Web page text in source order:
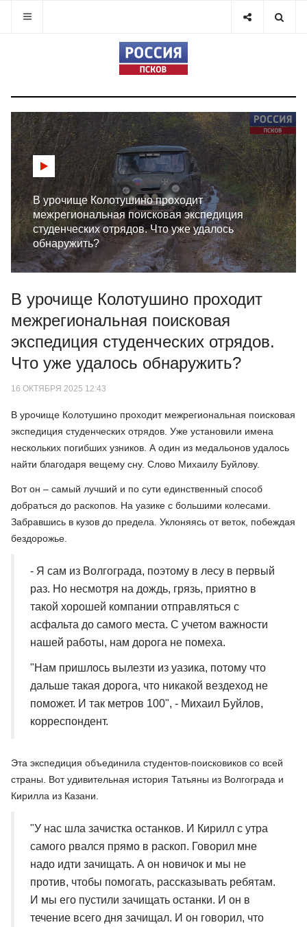
В урочище Колотушино проходит
межрегиональная поисковая экспедиция
студенческих отрядов. Что уже удалось
обнаружить?
В урочище Колотушино проходит
межрегиональная поисковая
экспедиция студенческих отрядов.
Что уже удалось обнаружить?
16 ОКТЯБРЯ 2025 12:43
В урочище Колотушино проходит межрегиональная поисковая
экспедиция студенческих отрядов. Уже установили имена
нескольких погибших узников. А один из медальонов удалось
найти благодаря вещему сну. Слово Михаилу Буйлову.
Вот он – самый лучший и по сути единственный способ
добраться до раскопов. На уазике с большими колесами.
Забравшись в кузов до предела. Уклоняясь от веток, побеждая
бездорожье.
- Я сам из Волгограда, поэтому в лесу в первый
раз. Но несмотря на дождь, грязь, приятно в
такой хорошей компании отправляться с
асфальта до самого места. С учетом важности
нашей работы, нам дорога не помеха.
"Нам пришлось вылезти из уазика, потому что
дальше такая дорога, что никакой вездеход не
поможет. И так метров 100", - Михаил Буйлов,
корреспондент.
Эта экспедиция объединила студентов-поисковиков со всей
страны. Вот удивительная история Татьяны из Волгограда и
Кирилла из Казани.
"У нас шла зачистка останков. И Кирилл с утра
самого рвался прямо в раскоп. Говорил мне
надо идти зачищать. А он новичок и мы не
против, чтобы помогать, рассказывать ребятам.
И мы его пустили зачищать останки. И он в
течение всего дня зачищал. И он говорил, что